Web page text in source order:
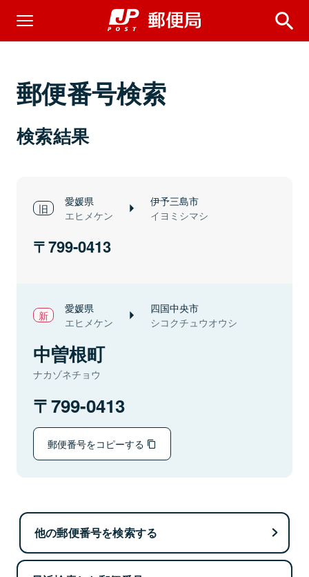
郵便番号検索
検索結果
愛媛県
エヒメケン
伊予三島市
イヨミシマシ
799-0413
愛媛県
エヒメケン
四国中央市
シコクチュウオウシ
中曽根町
ナカゾネチョウ
799-0413
郵便番号をコピーする
他の郵便番号を検索する